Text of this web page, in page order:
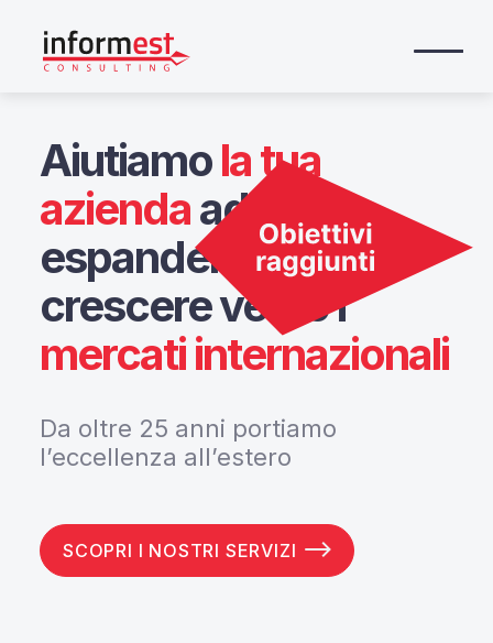
Aiutiamola tua
aziendaad
espandersi e
crescere verso i
mercati internazionali
Da oltre 25 anni portiamo
l’eccellenza all’estero
SCOPRI I NOSTRI SERVIZI